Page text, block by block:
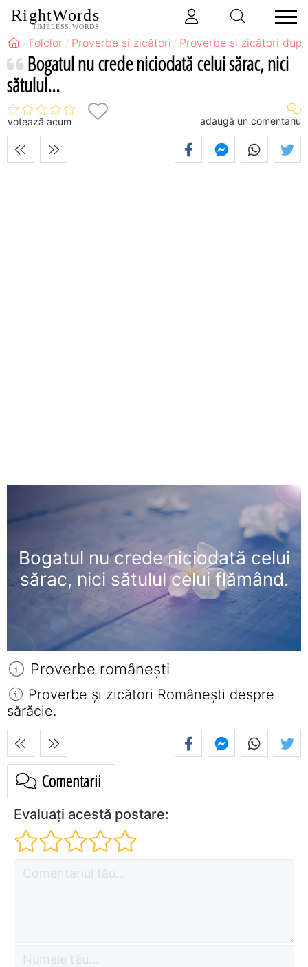
RightWords
TIMELESS WORDS
Folclor Proverbe și zicători Proverbe și zicători
Bogatul nu crede niciodată celui sărac, nici
sătulul...
votează acum adaugă un comentariu
Bogatul nu crede niciodată celui
sărac, nici sătulul celui flămând.
Proverbe româneşti
Proverbe și zicători Româneşti despre
sărăcie.
Comentarii
Evaluați acestă postare: